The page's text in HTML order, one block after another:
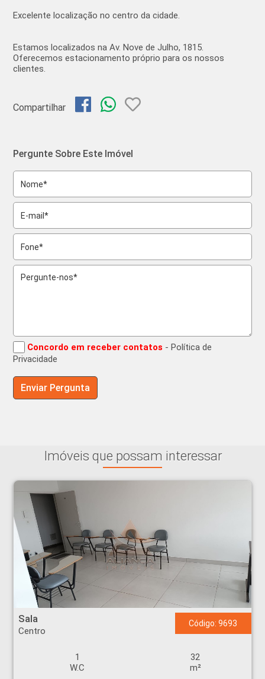
Excelente localização no centro da cidade.
Estamos localizados na Av. Nove de Julho, 1815.
Oferecemos estacionamento próprio para os nossos
clientes.
Compartilhar
Pergunte Sobre Este Imóvel
Concordo em receber contatos - Política de
Privacidade
Imóveis que possam interessar
Sala - Centro - Ribeirão Preto
Sala
Centro
Código: 9693
1
W.C
32
m²